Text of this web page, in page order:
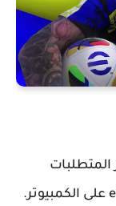
الأساسية لتشغيل لعبة eFootball 2025 على الكمبيوتر.